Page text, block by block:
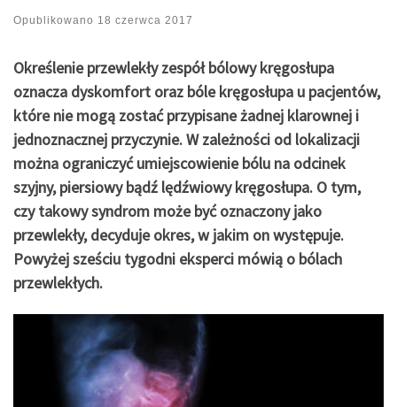
Opublikowano 18 czerwca 2017
Określenie przewlekły zespół bólowy kręgosłupa
oznacza dyskomfort oraz bóle kręgosłupa u pacjentów,
które nie mogą zostać przypisane żadnej klarownej i
jednoznacznej przyczynie. W zależności od lokalizacji
można ograniczyć umiejscowienie bólu na odcinek
szyjny, piersiowy bądź lędźwiowy kręgosłupa. O tym,
czy takowy syndrom może być oznaczony jako
przewlekły, decyduje okres, w jakim on występuje.
Powyżej sześciu tygodni eksperci mówią o bólach
przewlekłych.